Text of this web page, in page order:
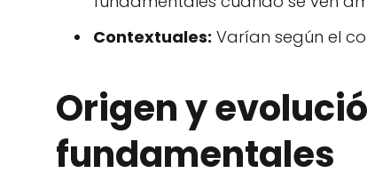
Contextuales: Varían según el
Origen y
fundamentales